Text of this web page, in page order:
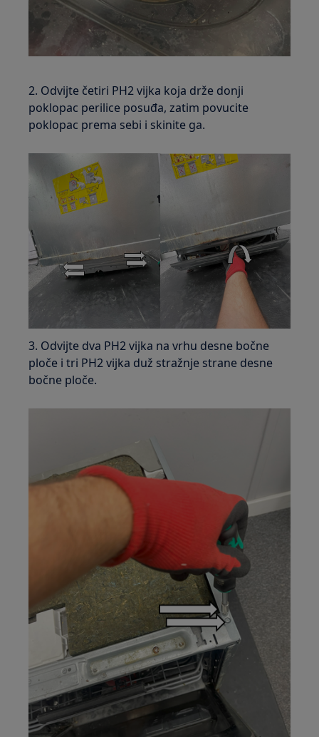
2. Odvijte četiri PH2 vijka koja drže donji
poklopac perilice posuđa, zatim povucite
poklopac prema sebi i skinite ga.
3. Odvijte dva PH2 vijka na vrhu desne bočne
ploče i tri PH2 vijka duž stražnje strane desne
bočne ploče.